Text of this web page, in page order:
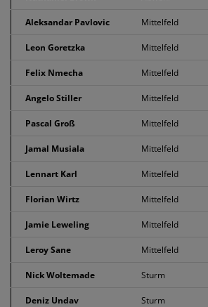
Aleksandar Pavlovic Mittelfeld
Leon Goretzka Mittelfeld
Felix Nmecha Mittelfeld
Angelo Stiller Mittelfeld
Pascal Groß Mittelfeld
Jamal Musiala Mittelfeld
Lennart Karl Mittelfeld
Florian Wirtz Mittelfeld
Jamie Leweling Mittelfeld
Leroy Sane Mittelfeld
Nick Woltemade Sturm
Deniz Undav Sturm